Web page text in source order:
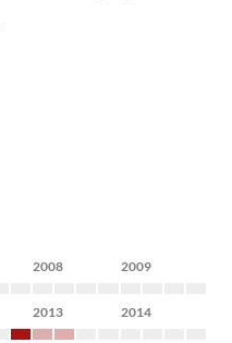
2008 2009
2013 2014